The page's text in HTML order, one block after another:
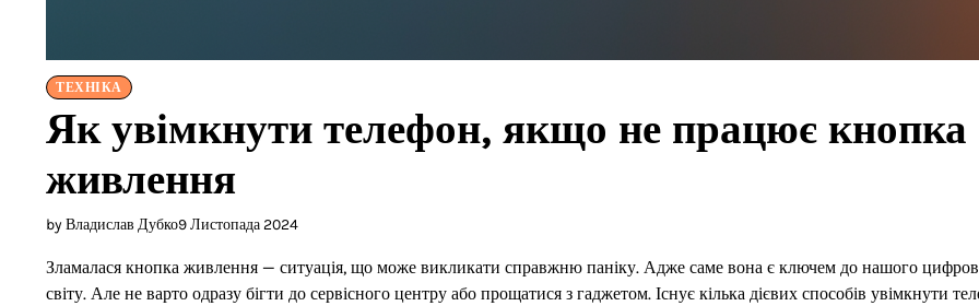
ТЕХНІКА
Як увімкнути телефон, якщо не працює кнопка
живлення
by Владислав Дубко9 Листопада 2024
Зламалася кнопка живлення — ситуація, що може викликати справжню паніку. Адже саме вона є ключем до нашого
світу. Але не варто одразу бігти до сервісного центру або прощатися з гаджетом. Існує кілька дієвих способів увімкнути